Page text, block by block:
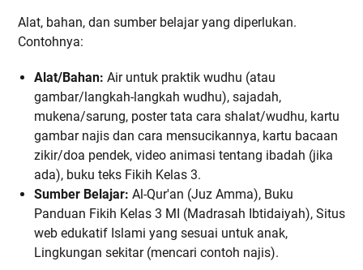
Alat, bahan, dan sumber belajar yang diperlukan.
Contohnya:
Alat/Bahan: Air untuk praktik wudhu (atau
gambar/langkah-langkah wudhu), sajadah,
mukena/sarung, poster tata cara shalat/wudhu, kartu
gambar najis dan cara mensucikannya, kartu bacaan
zikir/doa pendek, video animasi tentang ibadah (jika
ada), buku teks Fikih Kelas 3.
Sumber Belajar: Al-Qur'an (Juz Amma), Buku
Panduan Fikih Kelas 3 MI (Madrasah Ibtidaiyah), Situs
web edukatif Islami yang sesuai untuk anak,
Lingkungan sekitar (mencari contoh najis).